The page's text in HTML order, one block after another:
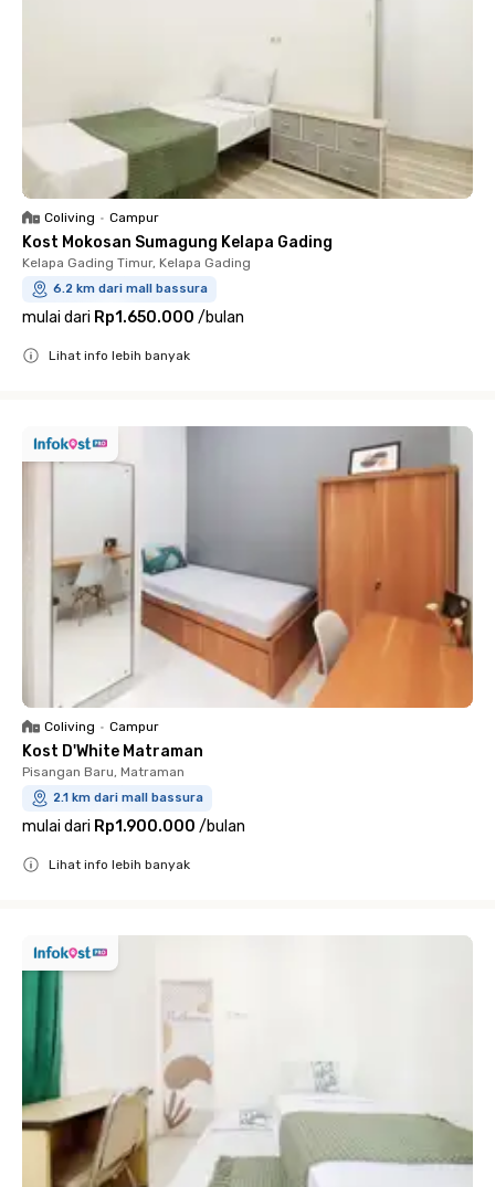
Coliving • Campur
Kost Mokosan Sumagung Kelapa Gading
Kelapa Gading Timur, Kelapa Gading
6.2 km dari mall bassura
mulai dari Rp1.650.000 /bulan
Lihat info lebih banyak
Coliving • Campur
Kost D'White Matraman
Pisangan Baru, Matraman
2.1 km dari mall bassura
mulai dari Rp1.900.000 /bulan
Lihat info lebih banyak